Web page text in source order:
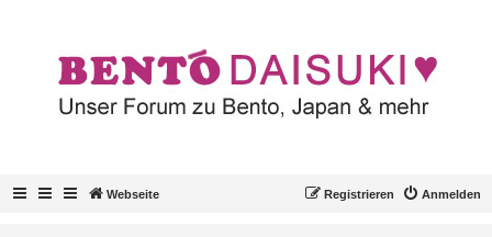
Webseite Anmelden
Registrieren